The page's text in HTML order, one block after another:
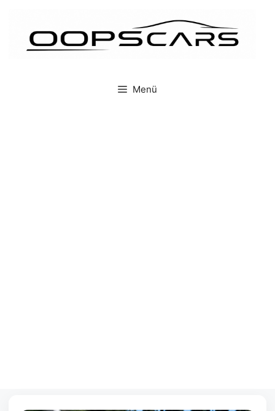
Menü